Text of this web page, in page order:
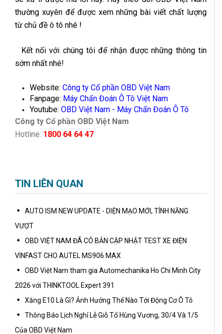
thường xuyên để được xem những bài viết chất lượng
từ chủ đề ô tô nhé !
Kết nối với chúng tôi để nhận được những thông tin
sớm nhất nhé!
Website: Công ty Cổ phần OBD Việt Nam
Fanpage: Máy Chẩn Đoán Ô Tô Việt Nam
Youtube: OBD Việt Nam - Máy Chẩn Đoán Ô Tô
Công ty Cổ phần OBD Việt Nam
Hotline: 1800 64 64 47
TIN LIÊN QUAN
AUTO ISM NEW UPDATE - DIỆN MẠO MỚI, TÍNH NĂNG
VƯỢT
OBD VIỆT NAM ĐÃ CÓ BẢN CẬP NHẬT TEST XE ĐIỆN
VINFAST CHO AUTEL MS906 MAX
OBD Việt Nam tham gia Automechanika Ho Chi Minh City
2026 với THINKTOOL Expert 391
Xăng E10 Là Gì? Ảnh Hưởng Thế Nào Tới Động Cơ Ô Tô
Thông Báo Lịch Nghỉ Lễ Giỗ Tổ Hùng Vương, 30/4 Và 1/5
Của OBD Việt Nam